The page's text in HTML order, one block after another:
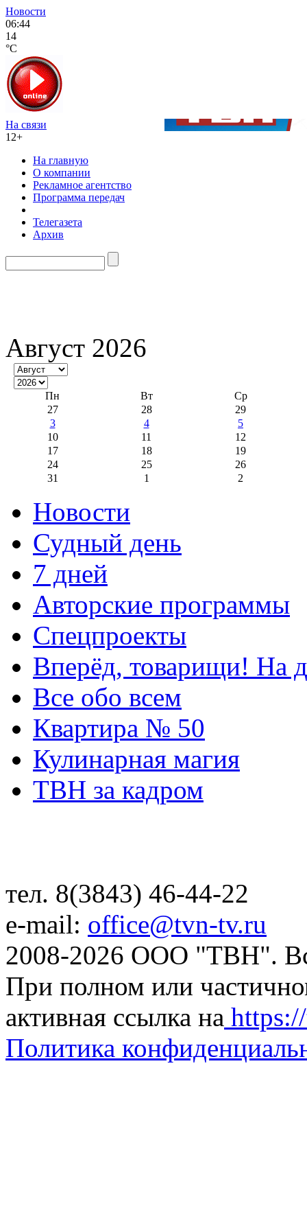
Новости
06:44
14
°C
На связи
12+
На главную
О компании
Рекламное агентство
Программа передач
Телегазета
Архив
Август 2026
Пн Вт
Ср
27
28
29
3
4
5
10
11
12
17
18
19
24
25
26
31
1 2
Новости
Судный день
7 дней
Авторские программы
Спецпроекты
Вперёд, товарищи! На
Все обо всем
Квартира № 50
Кулинарная магия
ТВН за кадром
тел. 8(3843) 46-44-22
e-mail: office@tvn-tv.ru
2008-2026 ООО "ТВН".
При полном или
активная ссылка на
Политика